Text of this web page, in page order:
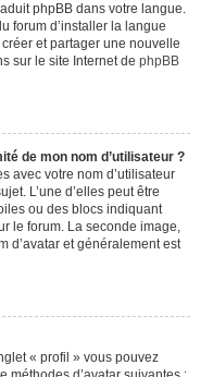
phpBB dans votre langue.
forum d’installer la langue
et partager une nouvelle
sur le site Internet de phpBB
de mon nom d’utilisateur ?
avec votre nom d’utilisateur
L’une d’elles peut être
ou des blocs indiquant
le forum. La seconde image,
d’avatar et généralement est
« profil » vous pouvez